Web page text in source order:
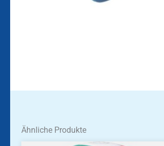
Ähnliche Produkte